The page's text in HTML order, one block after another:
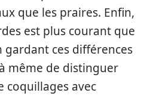
que les praires. Enfin,
est plus courant que
gardant ces différences
même de distinguer
coquillages avec